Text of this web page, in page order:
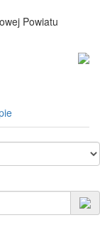
Powiatu